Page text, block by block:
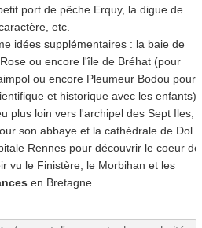
port de pêche Erquy, la digue de
etc.
idées supplémentaires : la baie de
ou encore l'île de Bréhat (pour
ou encore Pleumeur Bodou pour
et historique avec les enfants).
plus loin vers l'archipel des Sept Iles,
son abbaye et la cathédrale de Dol
Rennes pour découvrir le coeur de
vu le Finistère, le Morbihan et les
en Bretagne...